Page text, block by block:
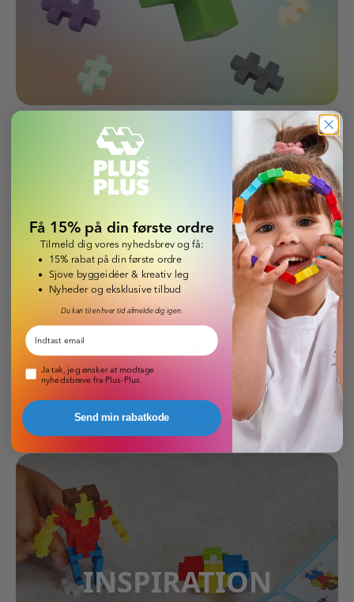
LEARN TO BUILD
Lær at bygge
INSPIRATION
Få 15% på din første ordre
Tilmeld dig vores nyhedsbrev og få:
15% rabat på din første ordre
Sjove byggeidéer & kreativ leg
Nyheder og eksklusive tilbud
Du kan til enhver tid afmelde dig igen.
Email
Pop-up nyhedsbrev
Ja tak, jeg ønsker at modtage
nyhedsbreve fra Plus-Plus.
Send min rabatkode